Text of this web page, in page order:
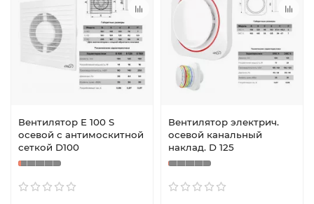
Вентилятор E 100 S
осевой с антимоскитной
сеткой D100
Вентилятор электрич.
осевой канальный
наклад. D 125